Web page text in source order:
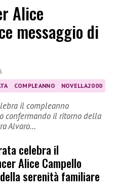
Alice
messaggio di
COMPLEANNO NOVELLA2000
il compleanno
confermando il ritorno della
Alvaro…
celebra il
Alice Campello
serenità familiare